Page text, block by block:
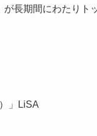
長期間にわたりト
」LiSA